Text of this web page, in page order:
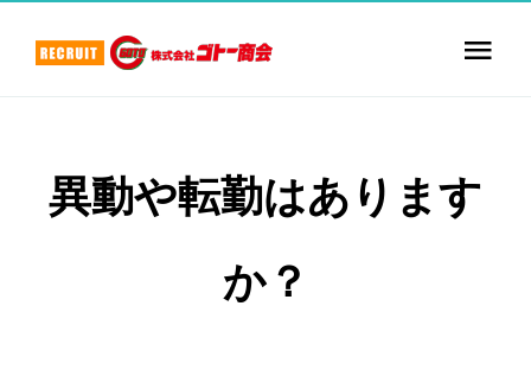
数字で見るゴトー商会
異動や転勤はあります
か？